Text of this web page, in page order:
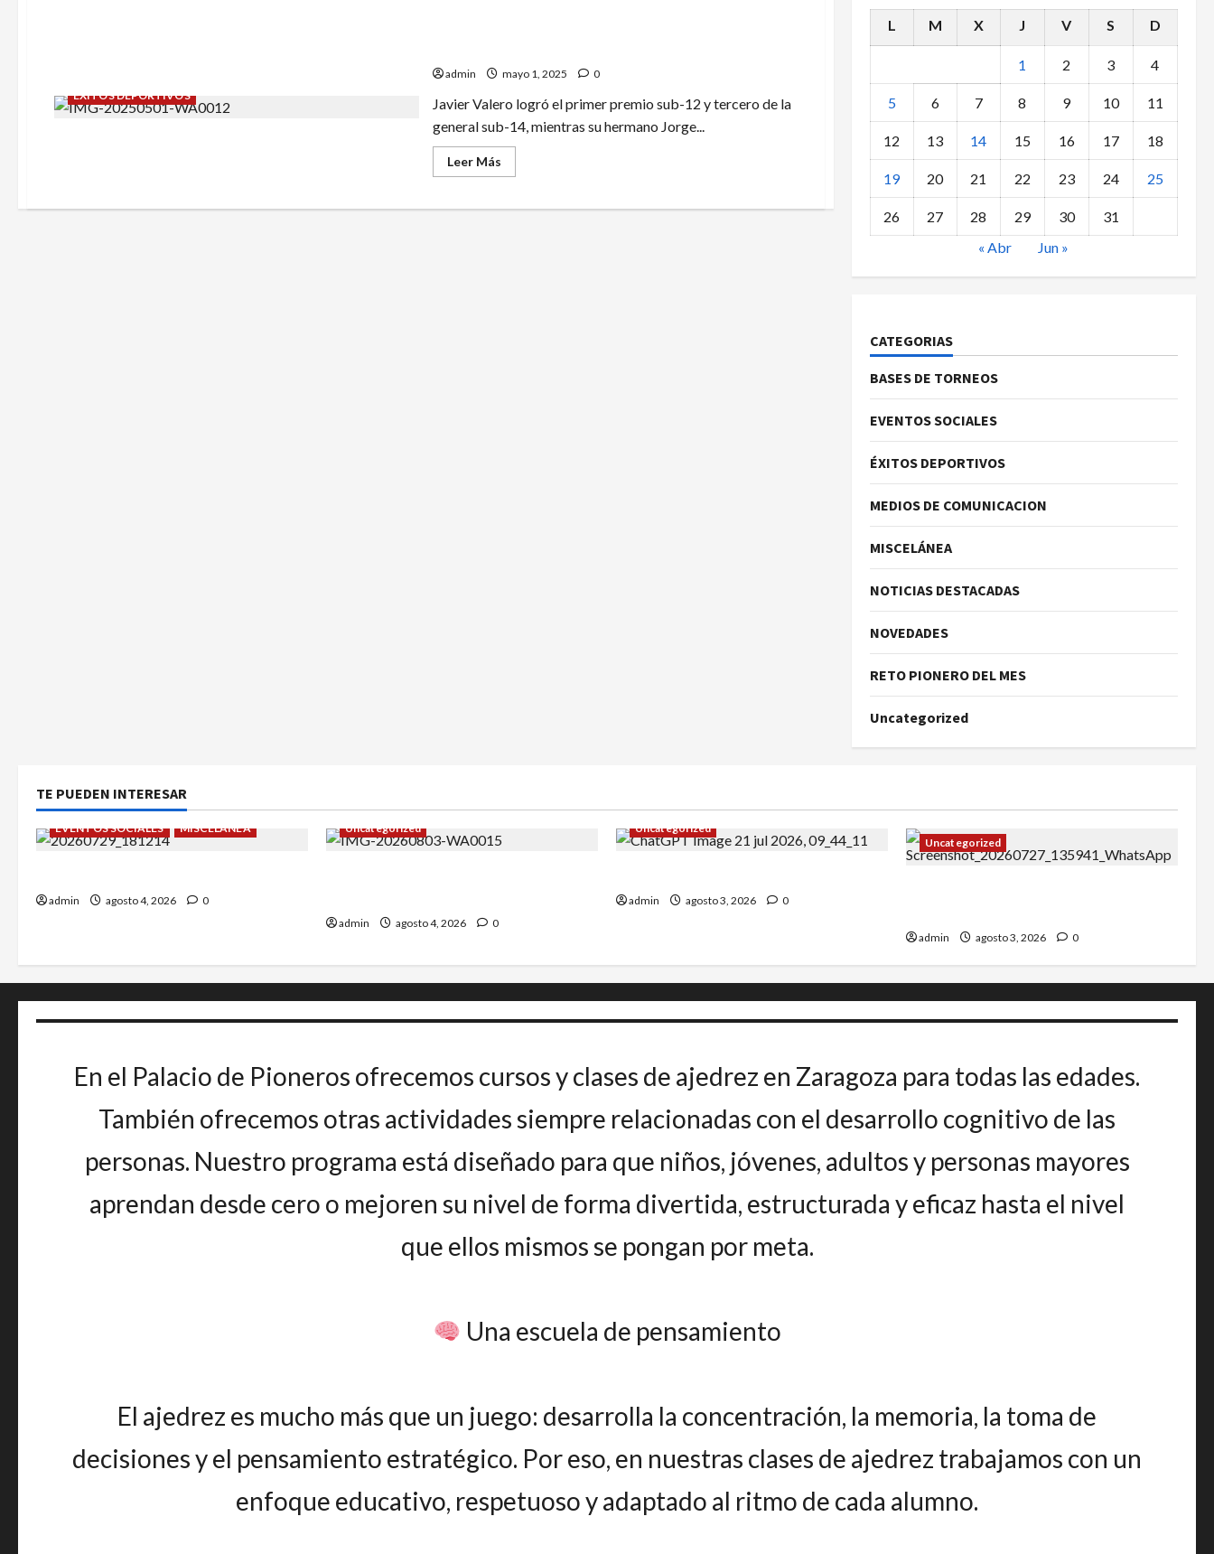
REPARTIENDO
ÉXITOS DEPORTIVOS
admin mayo 1, 2025 0
Javier Valero logró el primer premio sub-12 y tercero de la
general sub-14, mientras su hermano Jorge...
Leer MásLeer
más
LOS
L M X J V S D
1 2 3 4
5 6 7 8 9 10 11
12 13 14 15 16 17 18
19 20 21 22 23 24 25
26 27 28 29 30
31
« Abr
Jun »
CATEGORIAS
BASES DE TORNEOS
EVENTOS SOCIALES
ÉXITOS DEPORTIVOS
MEDIOS DE COMUNICACION
MISCELÁNEA
NOTICIAS DESTACADAS
NOVEDADES
RETO PIONERO DEL MES
Uncategorized
TE PUEDEN INTERESAR
EVENTOS SOCIALES MISCELÁNEA
admin agosto 4, 2026 0
Uncategorized
admin agosto 4, 2026 0
Uncategorized
admin agosto 3, 2026 0
Uncategorized
admin agosto 3, 2026 0
En el Palacio de Pioneros ofrecemos cursos y clases de ajedrez en Zaragoza para todas las edades.
También ofrecemos otras actividades siempre relacionadas con el desarrollo cognitivo de las
personas. Nuestro programa está diseñado para que niños, jóvenes, adultos y personas mayores
aprendan desde cero o mejoren su nivel de forma divertida, estructurada y eficaz hasta el nivel
que ellos mismos se pongan por meta.
Una escuela de pensamiento
El ajedrez es mucho más que un juego: desarrolla la concentración, la memoria, la toma de
decisiones y el pensamiento estratégico. Por eso, en nuestras clases de ajedrez trabajamos con un
enfoque educativo, respetuoso y adaptado al ritmo de cada alumno.